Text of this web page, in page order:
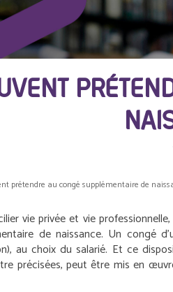
prétendre au congé supplémentaire de
vie privée et vie professionnelle,
de naissance. Un congé
au choix du salarié. Et ce
précisées, peut être mis en